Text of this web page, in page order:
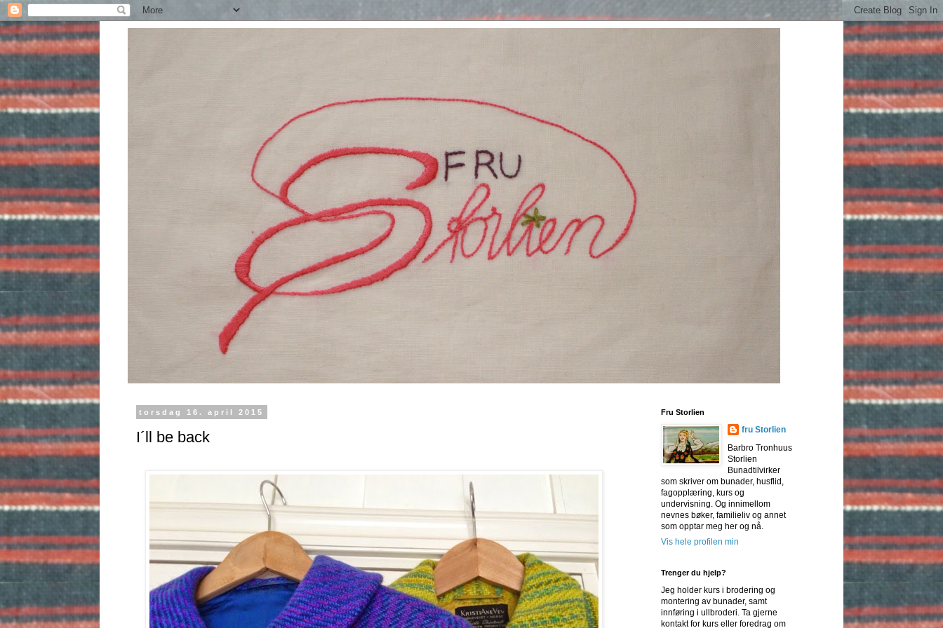
torsdag 16. april 2015
I´ll be back
Fru Storlien
fru Storlien
Barbro Tronhuus
Storlien
Bunadtilvirker
som skriver om bunader, husflid,
fagopplæring, kurs og
undervisning. Og innimellom
nevnes bøker, familieliv og annet
som opptar meg her og nå.
Vis hele profilen min
Trenger du hjelp?
Jeg holder kurs i brodering og
montering av bunader, samt
innføring i ullbroderi. Ta gjerne
kontakt for kurs eller foredrag om